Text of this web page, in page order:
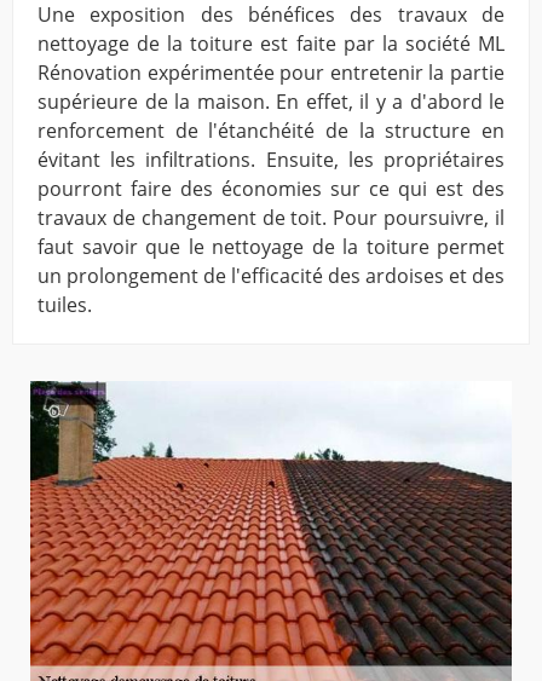
Une exposition des bénéfices des travaux de
nettoyage de la toiture est faite par la société ML
Rénovation expérimentée pour entretenir la partie
supérieure de la maison. En effet, il y a d'abord le
renforcement de l'étanchéité de la structure en
évitant les infiltrations. Ensuite, les propriétaires
pourront faire des économies sur ce qui est des
travaux de changement de toit. Pour poursuivre, il
faut savoir que le nettoyage de la toiture permet
un prolongement de l'efficacité des ardoises et des
tuiles.